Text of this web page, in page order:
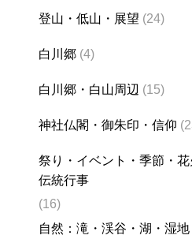
登山・低山・展望 (24)
白川郷 (4)
白川郷・白山周辺 (15)
神社仏閣・御朱印・信仰
祭り・イベント・季節・花
伝統行事
(16)
自然：滝・渓谷・湖・湿